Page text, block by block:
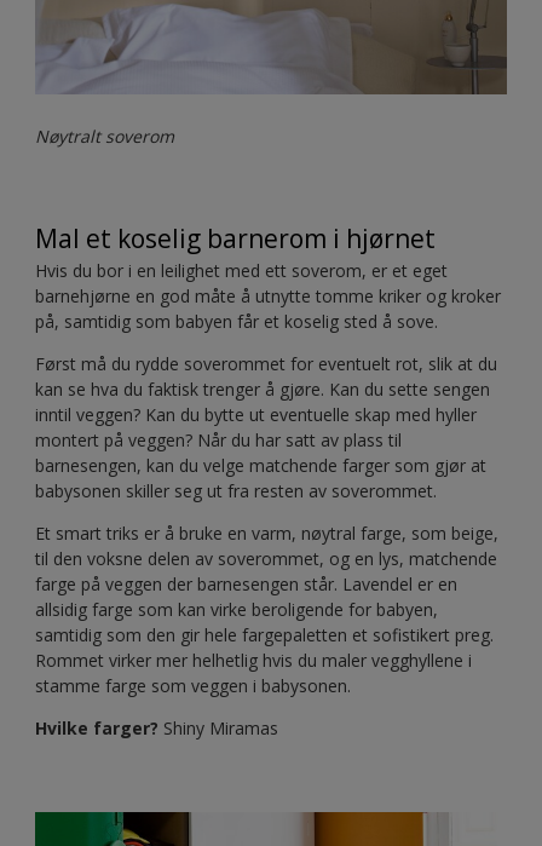
Nøytralt soverom
Mal et koselig barnerom i hjørnet
Hvis du bor i en leilighet med ett soverom, er et eget
barnehjørne en god måte å utnytte tomme kriker og kroker
på, samtidig som babyen får et koselig sted å sove.
Først må du rydde soverommet for eventuelt rot, slik at du
kan se hva du faktisk trenger å gjøre. Kan du sette sengen
inntil veggen? Kan du bytte ut eventuelle skap med hyller
montert på veggen? Når du har satt av plass til
barnesengen, kan du velge matchende farger som gjør at
babysonen skiller seg ut fra resten av soverommet.
Et smart triks er å bruke en varm, nøytral farge, som beige,
til den voksne delen av soverommet, og en lys, matchende
farge på veggen der barnesengen står. Lavendel er en
allsidig farge som kan virke beroligende for babyen,
samtidig som den gir hele fargepaletten et sofistikert preg.
Rommet virker mer helhetlig hvis du maler vegghyllene i
stamme farge som veggen i babysonen.
Hvilke farger? Shiny Miramas